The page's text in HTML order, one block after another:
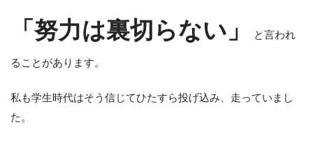
「努力は裏切らない」 と言われ
ることがあります。
私も学生時代はそう信じてひたすら投げ込み、走っていまし
た。